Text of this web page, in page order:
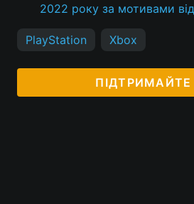
2022 року за мотивами
PlayStation Xbox
ПІДТРИМАЙТЕ